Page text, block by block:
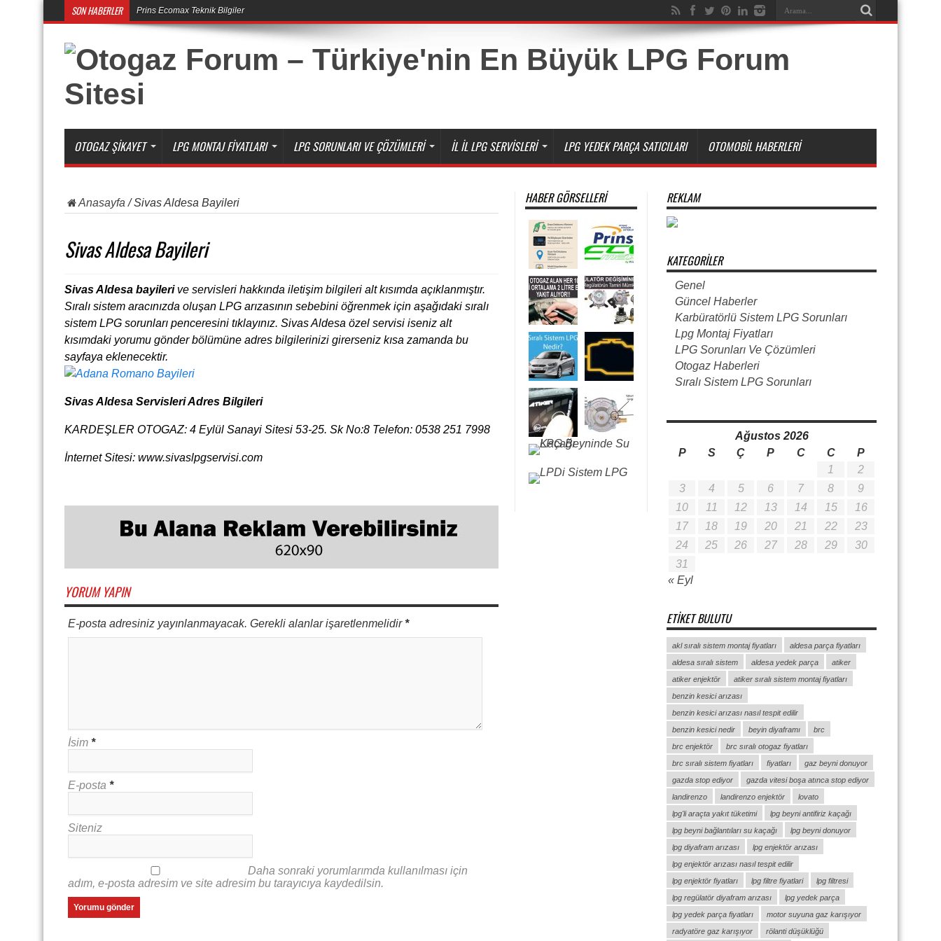
SON HABERLER Prins Ecomax Teknik Bilgiler
OTOGAZ ŞIKAYET LPG MONTAJ FIYATLARI LPG SORUNLARI VE ÇÖZÜMLERI İL İL LPG SERVISLERI LPG YEDEK PARÇA SATICILARI OTOMOBIL HABERLERI
Anasayfa /Sivas Aldesa Bayileri
Sivas Aldesa Bayileri
Sivas Aldesa bayilerive servisleri hakkında iletişim bilgileri alt kısımda açıklanmıştır.
Sıralı sistem aracınızda oluşan LPG arızasının sebebini öğrenmek için aşağıdaki sıralı
sistem LPG sorunları penceresini tıklayınız. Sivas Aldesa özel servisi iseniz alt
kısımdaki yorumu gönder bölümüne adres bilgilerinizi girerseniz kısa zamanda bu
sayfaya eklenecektir.
Sivas Aldesa Servisleri Adres Bilgileri
KARDEŞLER OTOGAZ: 4 Eylül Sanayi Sitesi 53-25. Sk No:8 Telefon: 0538 251 7998
İnternet Sitesi: www.sivaslpgservisi.com
YORUM YAPIN
E-posta adresiniz yayınlanmayacak. Gerekli alanlar işaretlenmelidir*
İsim *
E-posta *
Siteniz
Daha sonraki yorumlarımda kullanılması için
adım, e-posta adresim ve site adresim bu tarayıcıya kaydedilsin.
HABER GÖRSELLERI REKLAM
KATEGORILER
Genel
Güncel Haberler
Karbüratörlü Sistem LPG Sorunları
Lpg Montaj Fiyatları
LPG Sorunları Ve Çözümleri
Otogaz Haberleri
Sıralı Sistem LPG Sorunları
Ağustos 2026
P
S Ç P C C P
« Eyl
1
2
3
4 5 6 7 8
9
10
11 12 13 14 15
16
17
18 19 20 21 22
23
24
25 26 27 28 29
30
31
ETIKET BULUTU
akl sıralı sistem montaj fiyatları
aldesa parça fiyatları
aldesa sıralı sistem
aldesa yedek parça
atiker
atiker enjektör
atiker sıralı sistem montaj fiyatları
benzin kesici arızası
benzin kesici arızası nasıl tespit edilir
benzin kesici nedir
beyin diyaframı
brc
brc enjektör
brc sıralı otogaz fiyatları
brc sıralı sistem fiyatları
fiyatları
gaz beyni donuyor
gazda stop ediyor
gazda vitesi boşa atınca stop ediyor
landirenzo
landirenzo enjektör
lovato
lpg'li araçta yakıt tüketimi
lpg beyni antifiriz kaçağı
lpg beyni bağlantıları su kaçağı
lpg beyni donuyor
lpg diyafram arızası
lpg enjektör arızası
lpg enjektör arızası nasıl tespit edilir
lpg enjektör fiyatları
lpg filtre fiyatlari
lpg filtresi
lpg regülatör diyafram arızası
lpg yedek parça
lpg yedek parça fiyatları
motor suyuna gaz karışıyor
radyatöre gaz karışıyor
rölanti düşüklüğü